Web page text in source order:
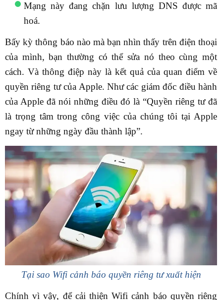
Mạng này đang chặn lưu lượng DNS được mã
hoá.
Bấy kỳ thông báo nào mà bạn nhìn thấy trên điện thoại
của mình, bạn thường có thể sửa nó theo cùng một
cách. Và thông điệp này là kết quả của quan điểm về
quyền riêng tư của Apple. Như các giám đốc điều hành
của Apple đã nói những điều đó là “Quyền riêng tư đã
là trọng tâm trong công việc của chúng tôi tại Apple
ngay từ những ngày đầu thành lập”.
Tại sao Wifi cảnh báo quyền riêng tư xuất hiện
Chính vì vậy, để cải thiện Wifi cảnh báo quyền riêng